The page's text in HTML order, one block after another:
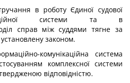
в роботу Єдиної судової
системи та в
справ між суддями тягне за
законом.
комунікаційна система
комплексної системи
відповідністю.